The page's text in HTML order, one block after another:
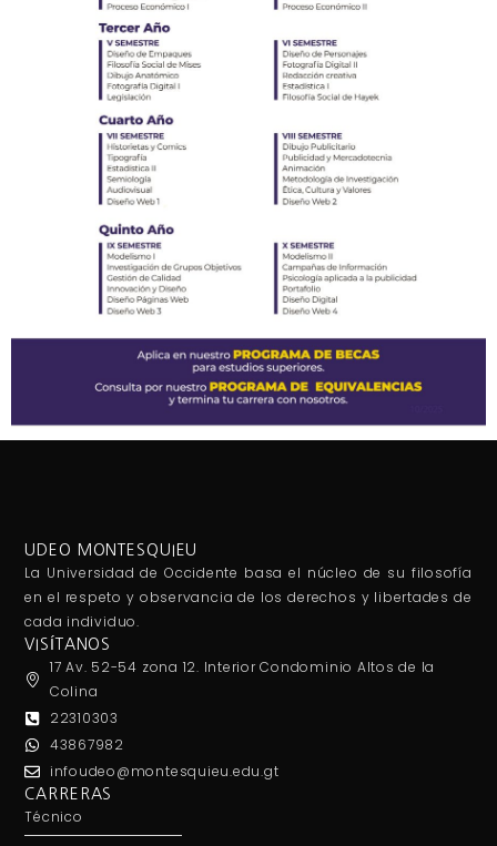
UDEO MONTESQUIEU
La Universidad de Occidente basa el núcleo de su filosofía
en el respeto y observancia de los derechos y libertades de
cada individuo.
VISÍTANOS
17 Av. 52-54 zona 12. Interior Condominio Altos de la
Colina
22310303
43867982
infoudeo@montesquieu.edu.gt
CARRERAS
Técnico